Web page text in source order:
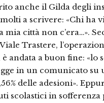
anche il Gilda degli
a scrivere: «Chi ha
mia città non c’era…».
Trastere,
è andata a buon fine: «lo
in un comunicato su
delle adesioni».
scolastici in sofferenza